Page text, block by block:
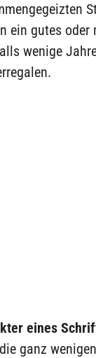
ein gutes oder
wenige
eines
ganz